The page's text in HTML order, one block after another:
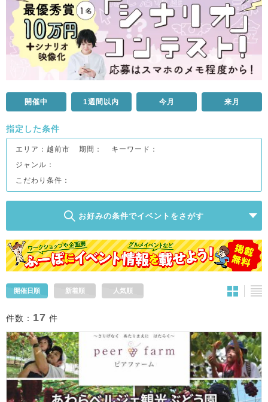
開催中 1週間以内 今月 来月
指定した条件
エリア： 越前市 期間：
キーワード：
ジャンル：
こだわり条件：
お好みの条件でイベントをさがす
開催日順 新着順 人気順
件数： 17 件